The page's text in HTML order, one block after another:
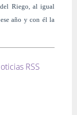
del Riego, al igual
año y con él la
RSS